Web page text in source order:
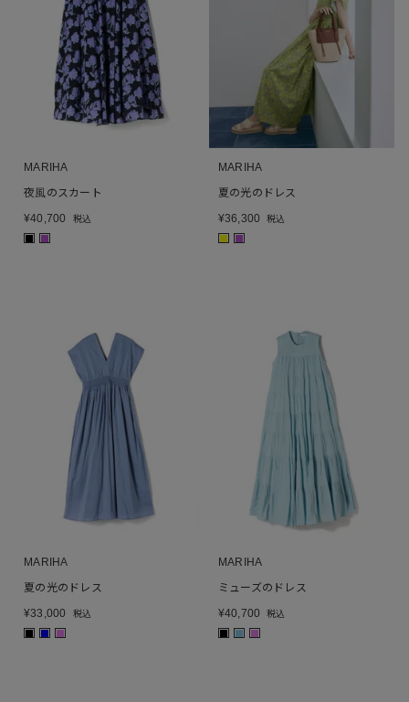
MARIHA
夜風のスカート
¥40,700 税込
■ ■
MARIHA
夏の光のドレス
¥36,300 税込
■ ■
MARIHA
夏の光のドレス
¥33,000 税込
■ ■ ■
MARIHA
ミューズのドレス
¥40,700 税込
■ ■ ■